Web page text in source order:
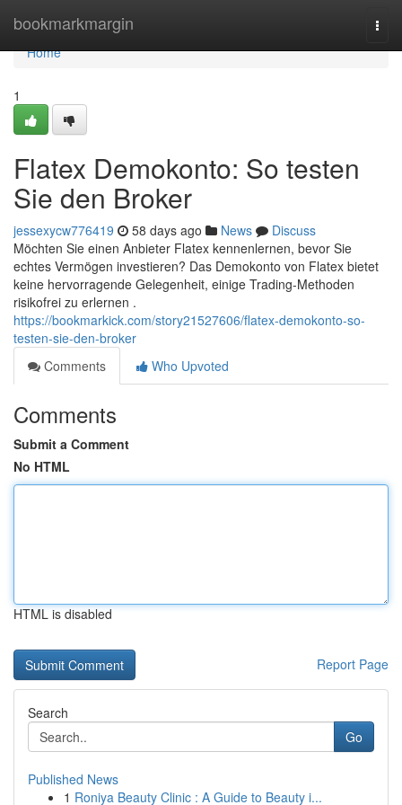
bookmarkmargin
Home
Home
1
Flatex Demokonto: So testen
Sie den Broker
jessexycw776419 58 days ago News
Discuss
Möchten Sie einen Anbieter Flatex kennenlernen, bevor Sie
echtes Vermögen investieren? Das Demokonto von Flatex bietet
keine hervorragende Gelegenheit, einige Trading-Methoden
risikofrei zu erlernen .
https://bookmarkick.com/story21527606/flatex-demokonto-so-
testen-sie-den-broker
Comments
Who Upvoted
Comments
Submit a Comment
No HTML
HTML is disabled
Report Page
Search
Go
Published News
1 Roniya Beauty Clinic : A Guide to Beauty i...